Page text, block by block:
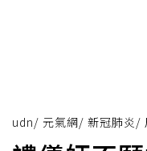
udn/ 元氣網/ 新冠肺炎 /